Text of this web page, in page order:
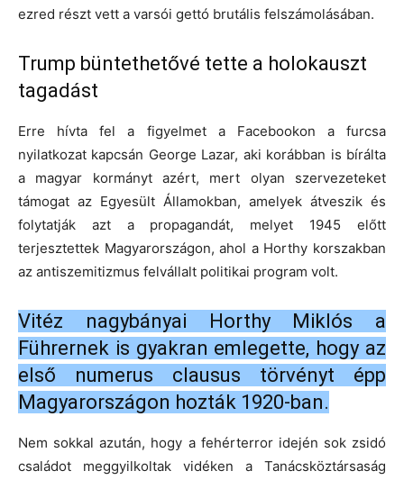
ezred részt vett a varsói gettó brutális felszámolásában.
Trump büntethetővé tette a holokauszt
tagadást
Erre hívta fel a figyelmet a Facebookon a furcsa
nyilatkozat kapcsán George Lazar, aki korábban is bírálta
a magyar kormányt azért, mert olyan szervezeteket
támogat az Egyesült Államokban, amelyek átveszik és
folytatják azt a propagandát, melyet 1945 előtt
terjesztettek Magyarországon, ahol a Horthy korszakban
az antiszemitizmus felvállalt politikai program volt.
Vitéz nagybányai Horthy Miklós a
Führernek is gyakran emlegette, hogy az
első numerus clausus törvényt épp
Magyarországon hozták 1920-ban.
Nem sokkal azután, hogy a fehérterror idején sok zsidó
családot meggyilkoltak vidéken a Tanácsköztársaság